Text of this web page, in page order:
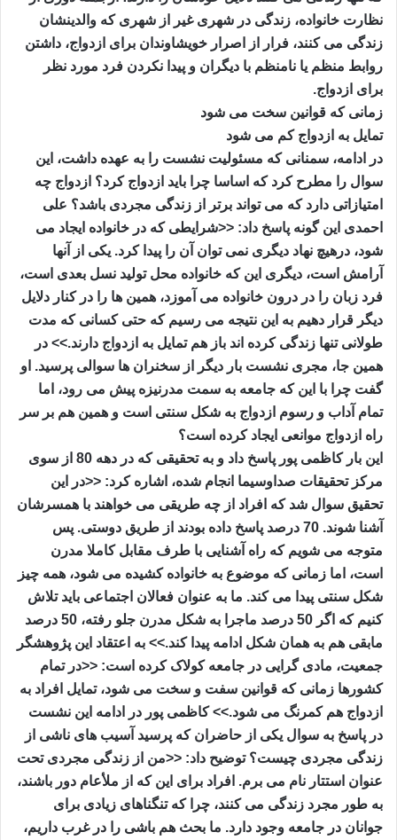
نظارت خانواده، زندگی در شهری غیر از شهری که والدینشان
زندگی می کنند، فرار از اصرار خویشاوندان برای ازدواج، داشتن
روابط منظم یا نامنظم با دیگران و پیدا نکردن فرد مورد نظر
برای ازدواج.
زمانی که قوانین سخت می شود
تمایل به ازدواج کم می شود
در ادامه، سمنانی که مسئولیت نشست را به عهده داشت، این
سوال را مطرح کرد که اساسا چرا باید ازدواج کرد؟ ازدواج چه
امتیازاتی دارد که می تواند برتر از زندگی مجردی باشد؟ علی
احمدی این گونه پاسخ داد: <<شرایطی که در خانواده ایجاد می
شود، درهیچ نهاد دیگری نمی توان آن را پیدا کرد. یکی از آنها
آرامش است، دیگری این که خانواده محل تولید نسل بعدی است،
فرد زبان را در درون خانواده می آموزد، همین ها را در کنار دلایل
دیگر قرار دهیم به این نتیجه می رسیم که حتی کسانی که مدت
طولانی تنها زندگی کرده اند باز هم تمایل به ازدواج دارند.>> در
همین جا، مجری نشست بار دیگر از سخنران ها سوالی پرسید. او
گفت چرا با این که جامعه به سمت مدرنیزه پیش می رود، اما
تمام آداب و رسوم ازدواج به شکل سنتی است و همین هم بر سر
راه ازدواج موانعی ایجاد کرده است؟
این بار کاظمی پور پاسخ داد و به تحقیقی که در دهه 80 از سوی
مرکز تحقیقات صداوسیما انجام شده، اشاره کرد: <<در این
تحقیق سوال شد که افراد از چه طریقی می خواهند با همسرشان
آشنا شوند. 70 درصد پاسخ داده بودند از طریق دوستی. پس
متوجه می شویم که راه آشنایی با طرف مقابل کاملا مدرن
است، اما زمانی که موضوع به خانواده کشیده می شود، همه چیز
شکل سنتی پیدا می کند. ما به عنوان فعالان اجتماعی باید تلاش
کنیم که اگر 50 درصد ماجرا به شکل مدرن جلو رفته، 50 درصد
مابقی هم به همان شکل ادامه پیدا کند.>> به اعتقاد این پژوهشگر
جمعیت، مادی گرایی در جامعه کولاک کرده است: <<در تمام
کشورها زمانی که قوانین سفت و سخت می شود، تمایل افراد به
ازدواج هم کمرنگ می شود.>> کاظمی پور در ادامه این نشست
در پاسخ به سوال یکی از حاضران که پرسید آسیب های ناشی از
زندگی مجردی چیست؟ توضیح داد: <<من از زندگی مجردی تحت
عنوان استتار نام می برم. افراد برای این که از ملأعام دور باشند،
به طور مجرد زندگی می کنند، چرا که تنگناهای زیادی برای
جوانان در جامعه وجود دارد. ما بحث هم باشی را در غرب داریم،